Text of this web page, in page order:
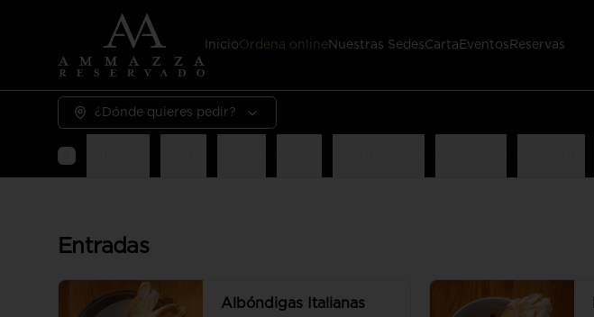
InicioOrdena online Nuestras SedesCarta Eventos Reservas
¿Dónde quieres pedir?
Entradas
Albóndigas Italianas